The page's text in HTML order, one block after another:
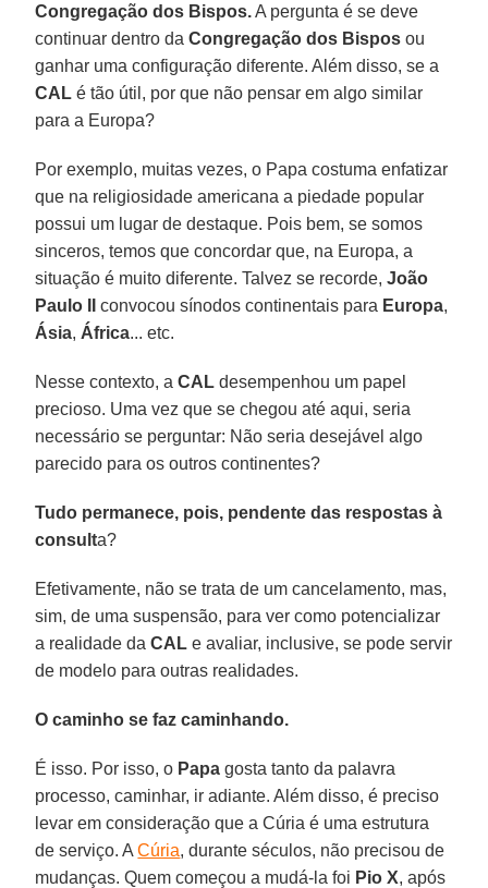
Congregação dos Bispos.A pergunta é se deve
continuar dentro daCongregação dos Bispos ou
ganhar uma configuração diferente. Além disso, se a
CAL é tão útil, por que não pensar em algo similar
para a Europa?
Por exemplo, muitas vezes, o Papa costuma enfatizar
que na religiosidade americana a piedade popular
possui um lugar de destaque. Pois bem, se somos
sinceros, temos que concordar que, na Europa, a
situação é muito diferente. Talvez se recorde,João
Paulo II
convocou sínodos continentais para Europa,
Ásia, África... etc.
Nesse contexto, aCAL desempenhou um papel
precioso. Uma vez que se chegou até aqui, seria
necessário se perguntar: Não seria desejável algo
parecido para os outros continentes?
Tudo permanece, pois, pendente das respostas à
consulta?
Efetivamente, não se trata de um cancelamento, mas,
sim, de uma suspensão, para ver como potencializar
a realidade daCAL e avaliar, inclusive, se pode servir
de modelo para outras realidades.
O caminho se faz caminhando.
É isso. Por isso, o Papa gosta tanto da palavra
processo, caminhar, ir adiante. Além disso, é preciso
levar em consideração que a Cúria é uma estrutura
de serviço. ACúria, durante séculos, não precisou de
mudanças. Quem começou a mudá-la foi Pio X, após